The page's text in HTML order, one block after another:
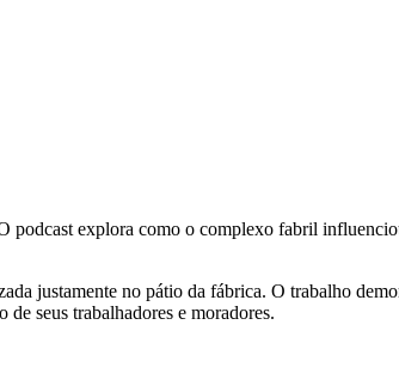
podcast explora como o complexo fabril
justamente no pátio da fábrica. O trabalho
seus trabalhadores e moradores.